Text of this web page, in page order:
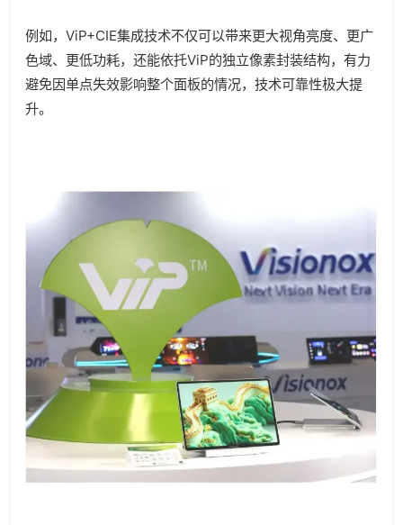
例如，ViP+CIE集成技术不仅可以带来更大视角亮度、更广
色域、更低功耗，还能依托ViP的独立像素封装结构，有力
避免因单点失效影响整个面板的情况，技术可靠性极大提
升。